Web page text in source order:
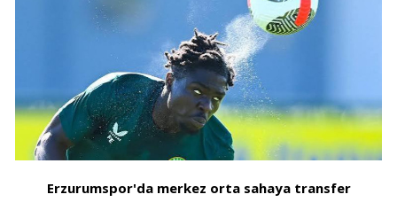
Erzurumspor'da merkez orta sahaya transfer